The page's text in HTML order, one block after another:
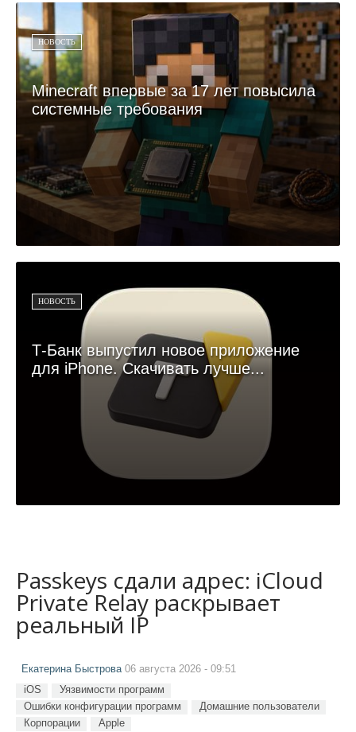
НОВОСТЬ
Minecraft впервые за 17 лет повысила
системные требования
НОВОСТЬ
Т-Банк выпустил новое приложение
для iPhone. Скачивать лучше...
Passkeys сдали адрес: iCloud
Private Relay раскрывает
реальный IP
Екатерина Быстрова 06 августа 2026 - 09:51
iOS
Уязвимости программ
Ошибки конфигурации программ
Домашние пользователи
Корпорации
Apple